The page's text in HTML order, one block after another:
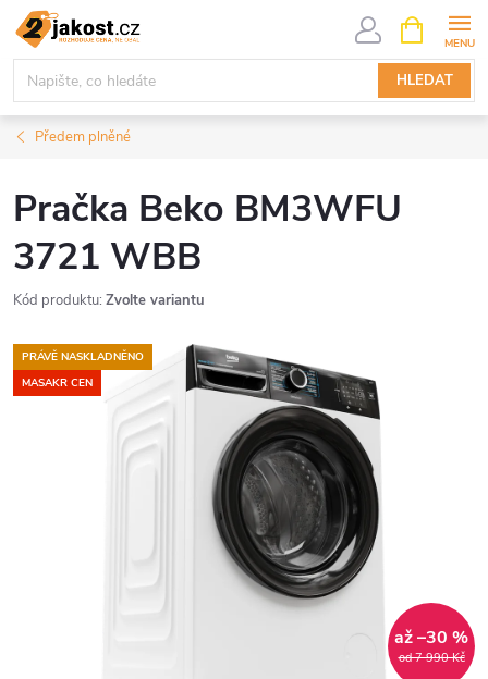
Přejít
obsah
HLEDAT
NÁKUPNÍ
KOŠÍK
Předem plněné
Pračka Beko BM3WFU
3721 WBB
Kód produktu: Zvolte variantu
PRÁVĚ NASKLADNĚNO
MASAKR CEN
od 7 990 Kč
až –30 %